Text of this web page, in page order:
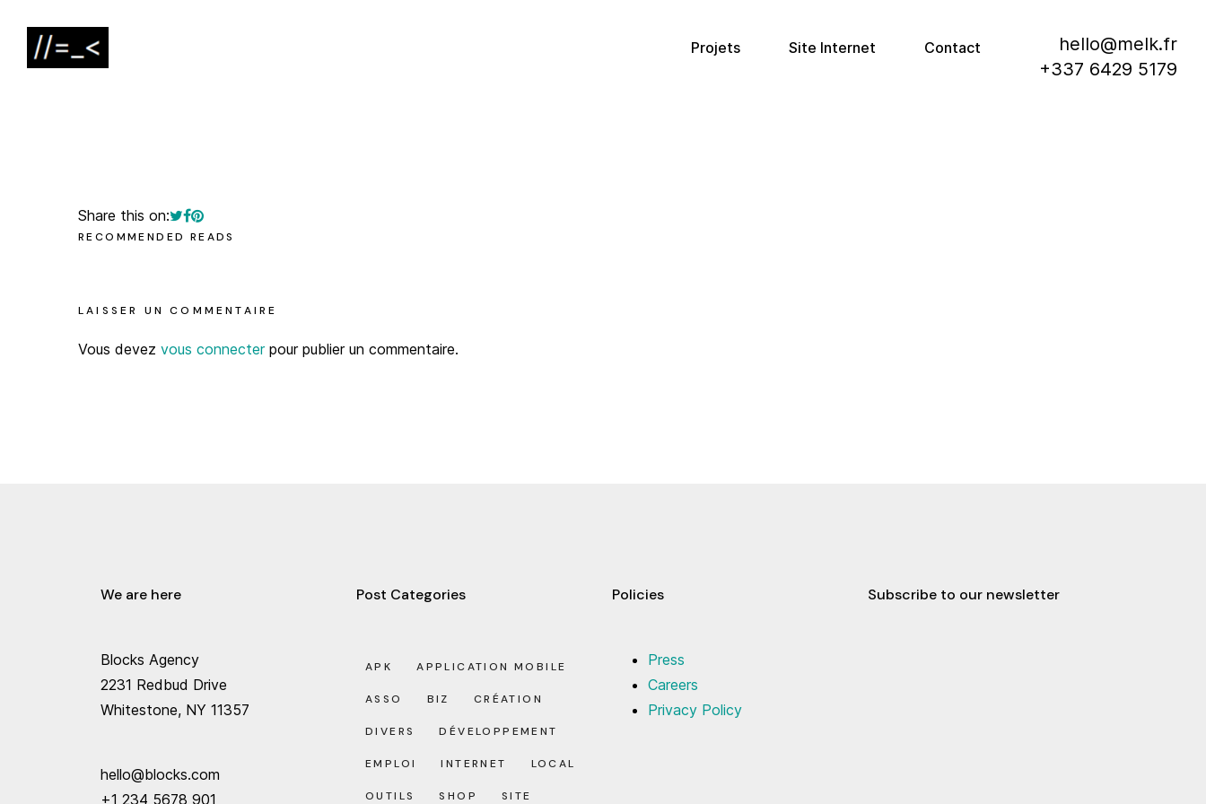
Projets Site Internet Contact
hello@melk.fr
+337 6429 5179
Share this on:
RECOMMENDED READS
LAISSER UN COMMENTAIRE
Vous devez vous connecterpour publier un commentaire.
We are here
Blocks Agency
2231 Redbud Drive
Whitestone, NY 11357
hello@blocks.com
+1 234 5678 901
Post Categories
APK APPLICATION MOBILE
ASSO BIZ CRÉATION
DIVERS DÉVELOPPEMENT
EMPLOI INTERNET LOCAL
OUTILS SHOP SITE
Policies
Press
Careers
Privacy Policy
Subscribe to our newsletter